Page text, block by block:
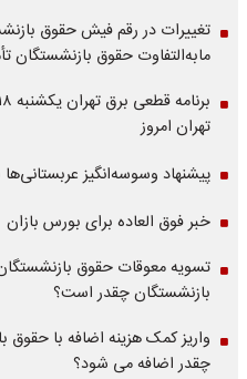
تغییرات در رقم فیش حقوق
مابه‌التفاوت حقوق بازنشستگان
تهران امروز
پیشنهاد وسوسه‌انگیز عربستانی‌ها
خبر فوق العاده برای بورس بازان
تسویه معوقات حقوق
بازنشستگان چقدر است؟
واریز کمک هزینه اضافه با
چقدر اضافه می شود؟